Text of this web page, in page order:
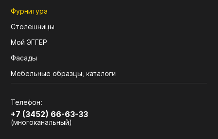
Фурнитура
Столешницы
Мой ЭГГЕР
Фасады
Мебельные образцы, каталоги
Телефон:
+7 (3452) 66-63-33
(многоканальный)